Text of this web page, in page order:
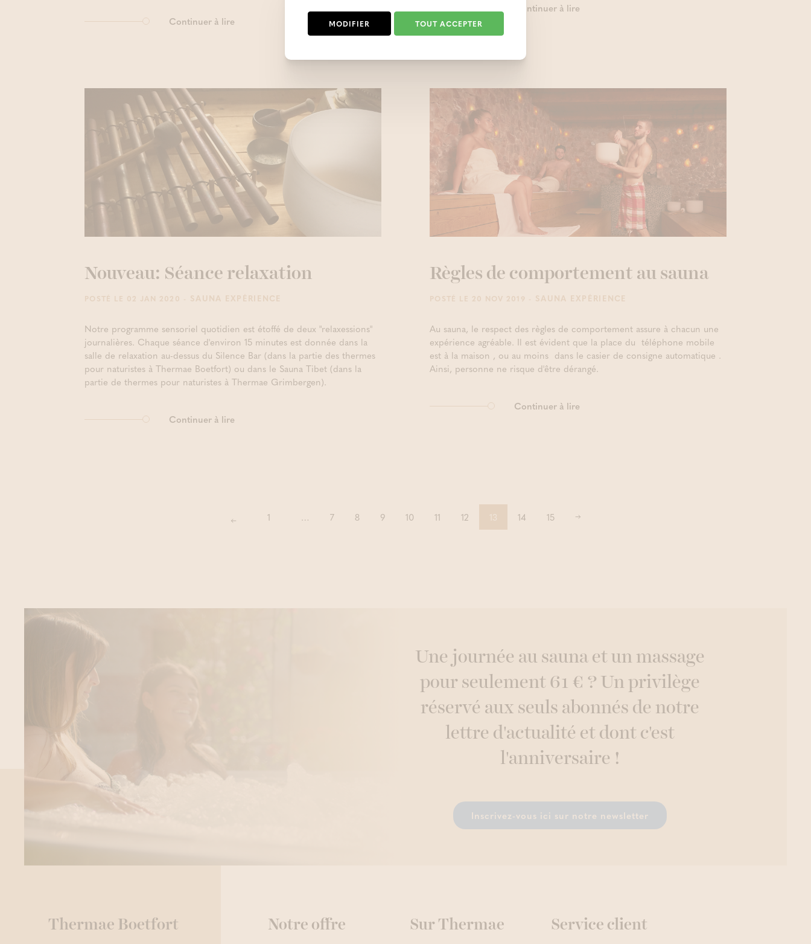
Continuer à lire
Continuer à lire
Nouveau: Séance relaxation
POSTÉ LE 02 JAN 2020 - SAUNA EXPÉRIENCE
Notre programme sensoriel quotidien est étoffé de deux "relaxessions"
journalières. Chaque séance d'environ 15 minutes est donnée dans la
salle de relaxation au-dessus du Silence Bar (dans la partie des thermes
pour naturistes à Thermae Boetfort) ou dans le Sauna Tibet (dans la
partie de thermes pour naturistes à Thermae Grimbergen).
Continuer à lire
Règles de comportement au sauna
POSTÉ LE 20 NOV 2019 - SAUNA EXPÉRIENCE
Au sauna, le respect des règles de comportement assure à chacun une
expérience agréable. Il est évident que la place du téléphone mobile
est à la maison , ou au moins dans le casier de consigne automatique .
Ainsi, personne ne risque d'être dérangé.
Continuer à lire
Précédent
1 … 7 8 9 10 11 12 13 14 15
Une journée au sauna et un massage
pour seulement 61 € ? Un privilège
réservé aux seuls abonnés de notre
lettre d'actualité et dont c'est
l'anniversaire !
Inscrivez-vous ici sur notre newsletter
Thermae Boetfort Notre offre Sur Thermae Service client
MODIFIER TOUT ACCEPTER